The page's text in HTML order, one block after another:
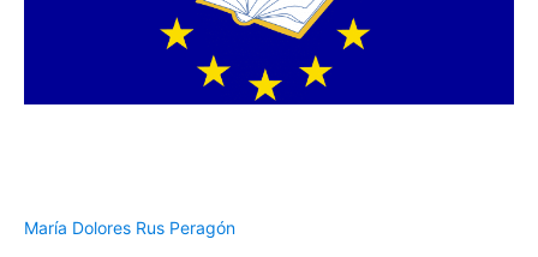
María Dolores Rus Peragón